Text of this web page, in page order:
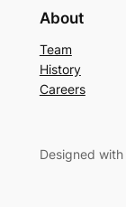
About
Team
History
Careers
Designed with